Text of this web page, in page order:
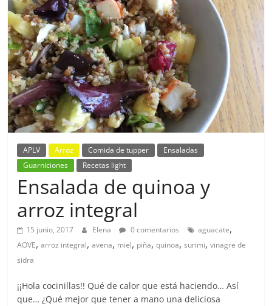
APLV Arroz Comida de tupper
Ensaladas
Guarniciones
Recetas light
Ensalada de quinoa y
arroz integral
15 junio, 2017 Elena 0 comentarios aguacate,
AOVE,arroz integral,avena, miel, piña,quinoa,surimi,vinagre de
sidra
¡¡Hola cocinillas!! Qué de calor que está haciendo… Así
que… ¿Qué mejor que tener a mano una deliciosa